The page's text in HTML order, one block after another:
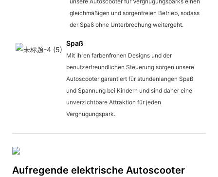
gleichmäßigen und sorgenfreien Betrieb, sodass
der Spaß ohne Unterbrechung weitergeht.
Spaß
Mit ihren farbenfrohen Designs und der
benutzerfreundlichen Steuerung sorgen unsere
Autoscooter garantiert für stundenlangen Spaß
und Spannung bei Kindern und sind daher eine
unverzichtbare Attraktion für jeden
Vergnügungspark.
Aufregende elektrische Autoscooter